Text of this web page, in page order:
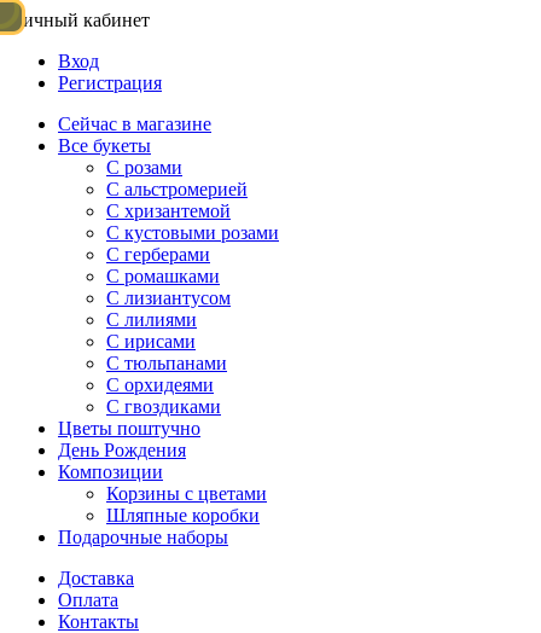
Личный кабинет
Вход
Регистрация
Сейчас в магазине
Все букеты
C розами
С альстромерией
С хризантемой
С кустовыми розами
С герберами
С ромашками
С лизиантусом
С лилиями
С ирисами
С тюльпанами
С орхидеями
С гвоздиками
Цветы поштучно
День Рождения
Композиции
Корзины с цветами
Шляпные коробки
Подарочные наборы
Доставка
Оплата
Контакты